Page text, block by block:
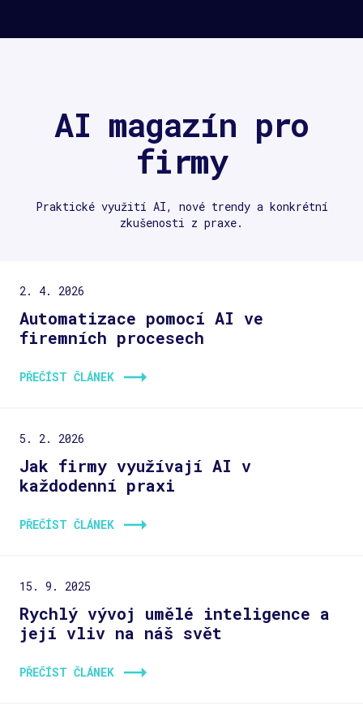
AI magazín pro
firmy
Praktické využití AI, nové trendy a konkrétní
zkušenosti z praxe.
2. 4. 2026
Automatizace pomocí AI ve
firemních procesech
PŘEČÍST ČLÁNEK
5. 2. 2026
Jak firmy využívají AI v
každodenní praxi
PŘEČÍST ČLÁNEK
15. 9. 2025
Rychlý vývoj umělé inteligence a
její vliv na náš svět
PŘEČÍST ČLÁNEK